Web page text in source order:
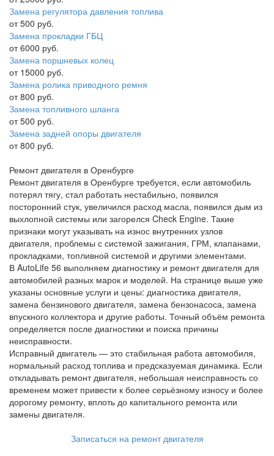
Замена регулятора давления топлива
от 500 руб.
Замена прокладки ГБЦ
от 6000 руб.
Замена поршневых колец
от 15000 руб.
Замена ролика приводного ремня
от 800 руб.
Замена топливного шланга
от 500 руб.
Замена задней опоры двигателя
от 800 руб.
Ремонт двигателя в Оренбурге
Ремонт двигателя в Оренбурге требуется, если автомобиль
потерял тягу, стал работать нестабильно, появился
посторонний стук, увеличился расход масла, появился дым из
выхлопной системы или загорелся Check Engine. Такие
признаки могут указывать на износ внутренних узлов
двигателя, проблемы с системой зажигания, ГРМ, клапанами,
прокладками, топливной системой и другими элементами.
В AutoLife 56 выполняем диагностику и ремонт двигателя для
автомобилей разных марок и моделей. На странице выше уже
указаны основные услуги и цены: диагностика двигателя,
замена бензинового двигателя, замена бензонасоса, замена
впускного коллектора и другие работы. Точный объём ремонта
определяется после диагностики и поиска причины
неисправности.
Исправный двигатель — это стабильная работа автомобиля,
нормальный расход топлива и предсказуемая динамика. Если
откладывать ремонт двигателя, небольшая неисправность со
временем может привести к более серьёзному износу и более
дорогому ремонту, вплоть до капитального ремонта или
замены двигателя.
Записаться на ремонт двигателя